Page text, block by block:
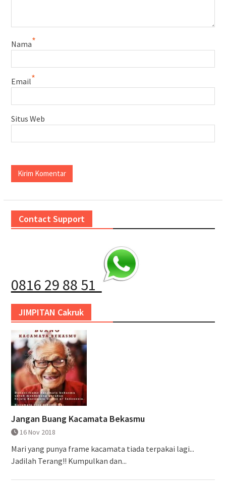
Nama*
Email*
Situs Web
Contact Support
0816 29 88 51
JIMPITAN Cakruk
Jangan Buang Kacamata Bekasmu
16 Nov 2018
Mari yang punya frame kacamata tiada terpakai lagi...
Jadilah Terang!! Kumpulkan dan...